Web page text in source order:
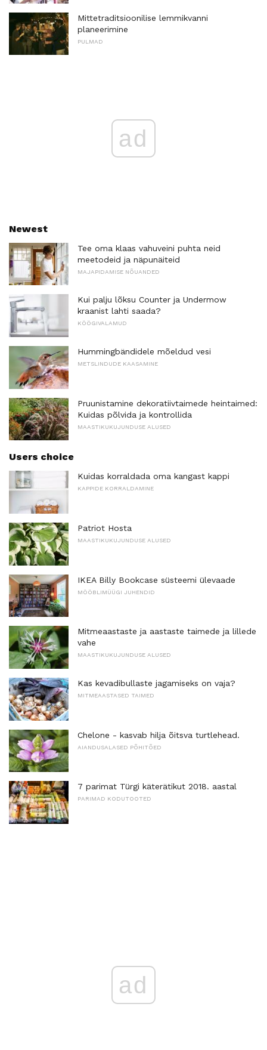
Mittetraditsioonilise lemmikvanni
planeerimine
PULMAD
ad
Newest
Tee oma klaas vahuveini puhta neid
meetodeid ja näpunäiteid
MAJAPIDAMISE NÕUANDED
Kui palju lõksu Counter ja Undermow
kraanist lahti saada?
KÖÖGIVALAMUD
Hummingbändidele mõeldud vesi
METSLINDUDE KAASAMINE
Pruunistamine dekoratiivtaimede heintaimed:
Kuidas põlvida ja kontrollida
MAASTIKUKUJUNDUSE ALUSED
Users choice
Kuidas korraldada oma kangast kappi
KAPPIDE KORRALDAMINE
Patriot Hosta
MAASTIKUKUJUNDUSE ALUSED
IKEA Billy Bookcase süsteemi ülevaade
MÖÖBLIMÜÜGI JUHENDID
Mitmeaastaste ja aastaste taimede ja lillede
vahe
MAASTIKUKUJUNDUSE ALUSED
Kas kevadibullaste jagamiseks on vaja?
MITMEAASTASED TAIMED
Chelone - kasvab hilja õitsva turtlehead.
AIANDUSALASED PÕHITÕED
7 parimat Türgi käterätikut 2018. aastal
PARIMAD KODUTOOTED
ad